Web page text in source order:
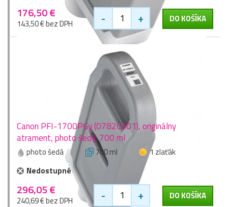
176,50 €
143,50 € bez DPH - + DO KOŠÍKA
Canon PFI-1700PGy (0782C001), originálny
atrament, photo šedý, 700 ml
photo šedá 700 ml
1 zlaťák
Nedostupné
296,05 €
240,69 € bez DPH - + DO KOŠÍKA